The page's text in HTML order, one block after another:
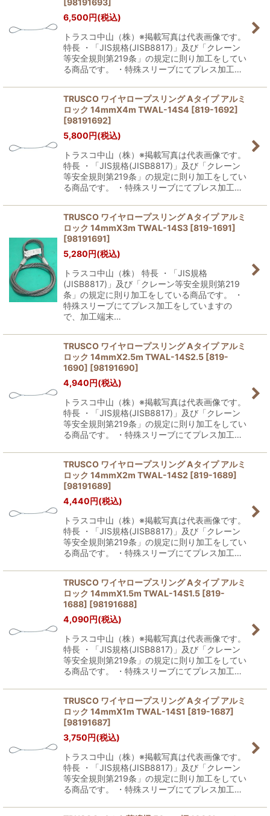
98191693
6,500円(税込)
トラスコ中山（株）※掲載写真は代表画像です。
特長 ・「JIS規格(JISB8817)」及び「クレーン
等安全規則第219条」の規定に則り加工をしてい
る商品です。 ・特殊スリーブにてプレス加工…
TRUSCO ワイヤロープスリング Aタイプ アルミ
ロック 14mmX4m TWAL-14S4 [819-1692]
[98191692]
5,800円(税込)
トラスコ中山（株）※掲載写真は代表画像です。
特長 ・「JIS規格(JISB8817)」及び「クレーン
等安全規則第219条」の規定に則り加工をしてい
る商品です。 ・特殊スリーブにてプレス加工…
TRUSCO ワイヤロープスリング Aタイプ アルミ
ロック 14mmX3m TWAL-14S3 [819-1691]
[98191691]
5,280円(税込)
トラスコ中山（株） 特長 ・「JIS規格
(JISB8817)」及び「クレーン等安全規則第219
条」の規定に則り加工をしている商品です。 ・
特殊スリーブにてプレス加工をしていますの
で、加工端末…
TRUSCO ワイヤロープスリング Aタイプ アルミ
ロック 14mmX2.5m TWAL-14S2.5 [819-
1690] [98191690]
4,940円(税込)
トラスコ中山（株）※掲載写真は代表画像です。
特長 ・「JIS規格(JISB8817)」及び「クレーン
等安全規則第219条」の規定に則り加工をしてい
る商品です。 ・特殊スリーブにてプレス加工…
TRUSCO ワイヤロープスリング Aタイプ アルミ
ロック 14mmX2m TWAL-14S2 [819-1689]
[98191689]
4,440円(税込)
トラスコ中山（株）※掲載写真は代表画像です。
特長 ・「JIS規格(JISB8817)」及び「クレーン
等安全規則第219条」の規定に則り加工をしてい
る商品です。 ・特殊スリーブにてプレス加工…
TRUSCO ワイヤロープスリング Aタイプ アルミ
ロック 14mmX1.5m TWAL-14S1.5 [819-
1688] [98191688]
4,090円(税込)
トラスコ中山（株）※掲載写真は代表画像です。
特長 ・「JIS規格(JISB8817)」及び「クレーン
等安全規則第219条」の規定に則り加工をしてい
る商品です。 ・特殊スリーブにてプレス加工…
TRUSCO ワイヤロープスリング Aタイプ アルミ
ロック 14mmX1m TWAL-14S1 [819-1687]
[98191687]
3,750円(税込)
トラスコ中山（株）※掲載写真は代表画像です。
特長 ・「JIS規格(JISB8817)」及び「クレーン
等安全規則第219条」の規定に則り加工をしてい
る商品です。 ・特殊スリーブにてプレス加工…